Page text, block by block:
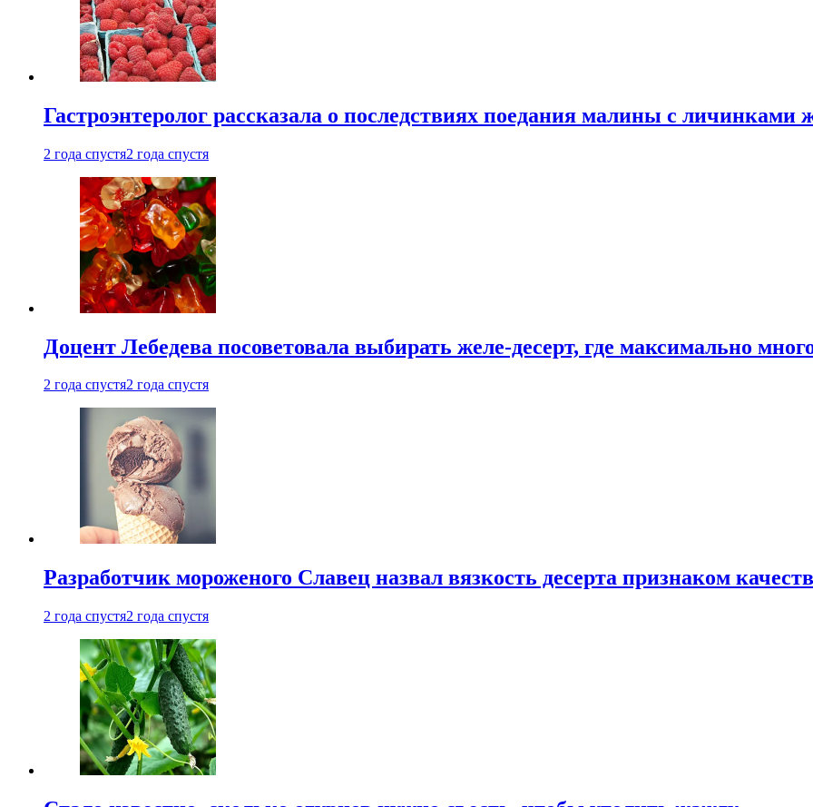
Гастроэнтеролог рассказала о последствиях поедания малины с личинками
2 года спустя2 года спустя
Доцент Лебедева посоветовала выбирать желе-десерт, где максимально
2 года спустя2 года спустя
Разработчик мороженого Славец назвал вязкость десерта признаком
2 года спустя2 года спустя